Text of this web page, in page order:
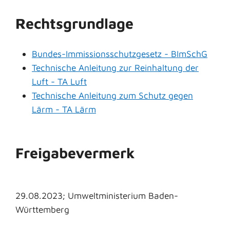
Rechtsgrundlage
Bundes-Immissionsschutzgesetz - BImSchG
Technische Anleitung zur Reinhaltung der
Luft - TA Luft
Technische Anleitung zum Schutz gegen
Lärm - TA Lärm
Freigabevermerk
29.08.2023; Umweltministerium Baden-
Württemberg